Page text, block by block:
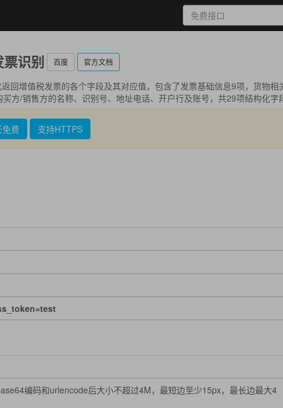
识别 百度 官方文档
回增值税发票的各个字段及其对应值，包含了发票基础信息9项，货物相
方/销售方的名称、识别号、地址电话、开户行及账号，共29项结构化字
费 支持HTTPS
编码和urlencode后大小不超过4M，最短边至少15px，最长边最大4